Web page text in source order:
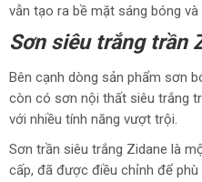
vẫn tạo ra bề mặt sáng bóng
Sơn siêu trắng trần
Bên cạnh dòng sản phẩm sơn
còn có sơn nội thất siêu trắng
với nhiều tính năng vượt trội.
Sơn trần siêu trắng Zidane là
cấp, đã được điều chỉnh để